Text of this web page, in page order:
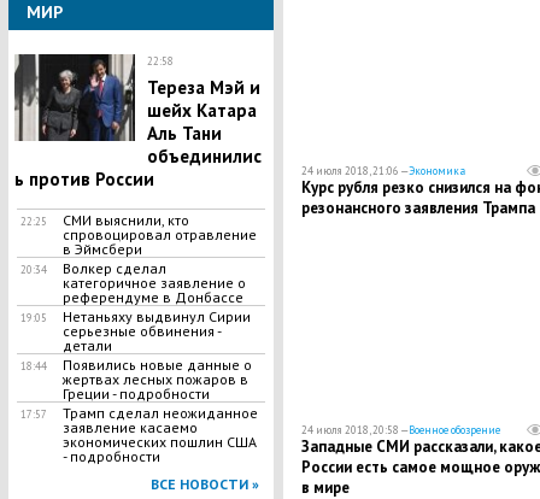
МИР
22:58
Тереза Мэй и
шейх Катара
Аль Тани
объединилис
ь против России
22:25
СМИ выяснили, кто
спровоцировал отравление
в Эймсбери
20:34
Волкер сделал
категоричное заявление о
референдуме в Донбассе
19:05
Нетаньяху выдвинул Сирии
серьезные обвинения -
детали
18:44
Появились новые данные о
жертвах лесных пожаров в
Греции - подробности
17:57
​Трамп сделал неожиданное
заявление касаемо
экономических пошлин США
- подробности
ВСЕ НОВОСТИ »
24 июля 2018, 21:06 —Экономика
Курс рубля резко снизился на
резонансного заявления Трампа
24 июля 2018, 20:58 —Военное обозрение
Западные СМИ рассказали,
России есть самое мощное
в мире